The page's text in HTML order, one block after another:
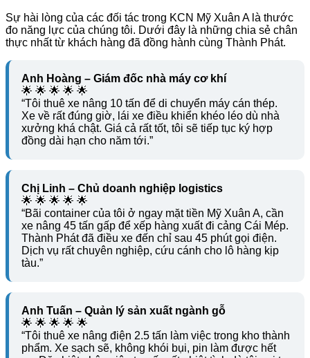
Sự hài lòng của các đối tác trong KCN Mỹ Xuân A là thước
đo năng lực của chúng tôi. Dưới đây là những chia sẻ chân
thực nhất từ khách hàng đã đồng hành cùng Thành Phát.
Anh Hoàng – Giám đốc nhà máy cơ khí
🌟 🌟 🌟 🌟 🌟
“Tôi thuê xe nâng 10 tấn để di chuyển máy cán thép.
Xe về rất đúng giờ, lái xe điều khiển khéo léo dù nhà
xưởng khá chật. Giá cả rất tốt, tôi sẽ tiếp tục ký hợp
đồng dài hạn cho năm tới.”
Chị Linh – Chủ doanh nghiệp logistics
🌟 🌟 🌟 🌟 🌟
“Bãi container của tôi ở ngay mặt tiền Mỹ Xuân A, cần
xe nâng 45 tấn gấp để xếp hàng xuất đi cảng Cái Mép.
Thành Phát đã điều xe đến chỉ sau 45 phút gọi điện.
Dịch vụ rất chuyên nghiệp, cứu cánh cho lô hàng kịp
tàu.”
Anh Tuấn – Quản lý sản xuất ngành gỗ
🌟 🌟 🌟 🌟 🌟
“Tôi thuê xe nâng điện 2.5 tấn làm việc trong kho thành
phẩm. Xe sạch sẽ, không khói bụi, pin làm được hết